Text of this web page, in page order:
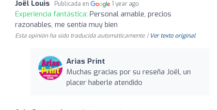
Joël Louis Publicada en 1 year ago
Experiencia fantástica: Personal amable, precios
razonables, me sentía muy bien
Esta opinión ha sido traducida automáticamente. | Ver texto original
Arias Print
Muchas gracias por su reseña Joël, un
placer haberle atendido